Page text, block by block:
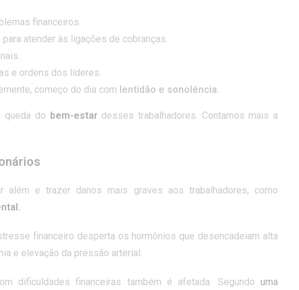
financeiros.
atender às ligações de cobranças.
e ordens dos líderes.
começo do dia com lentidão e sonolência.
queda do bem-estardesses trabalhadores. Contamos mais a
além e trazer danos mais graves aos trabalhadores, como
financeiro desperta os hormônios que desencadeiam alta
e elevação da pressão arterial.
dificuldades financeiras também é afetada. Segundo uma